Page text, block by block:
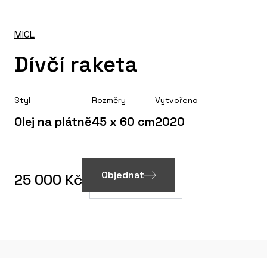
Dívčí raketa
MICL
Styl
Olej na plátně
Rozměry
45 x 60 cm
Vytvořeno
2020
25 000 Kč Objednat